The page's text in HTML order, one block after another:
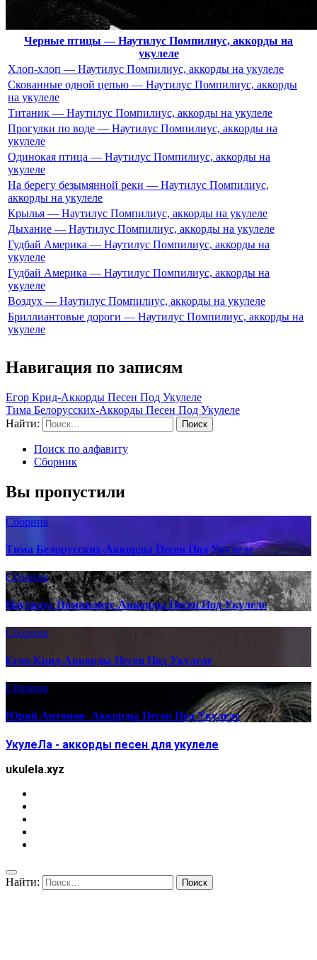
Черные птицы — Наутилус Помпилиус, аккорды на
укулеле
Хлоп-хлоп — Наутилус Помпилиус, аккорды на укулеле
Скованные одной цепью — Наутилус Помпилиус, аккорды
на укулеле
Титаник — Наутилус Помпилиус, аккорды на укулеле
Прогулки по воде — Наутилус Помпилиус, аккорды на
укулеле
Одинокая птица — Наутилус Помпилиус, аккорды на
укулеле
На берегу безымянной реки — Наутилус Помпилиус,
аккорды на укулеле
Крылья — Наутилус Помпилиус, аккорды на укулеле
Дыхание — Наутилус Помпилиус, аккорды на укулеле
Гудбай Америка — Наутилус Помпилиус, аккорды на
укулеле
Гудбай Америка — Наутилус Помпилиус, аккорды на
укулеле
Воздух — Наутилус Помпилиус, аккорды на укулеле
Бриллиантовые дороги — Наутилус Помпилиус, аккорды на
укулеле
Навигация по записям
Егор Крид-Аккорды Песен Под Укулеле
Тима Белорусских-Аккорды Песен Под Укулеле
Найти:
Поиск по алфавиту
Сборник
Вы пропустили
Сборник
Тима Белорусских-Аккорды Песен Под Укулеле
Сборник
Наутилус Помпилиус-Аккорды Песен Под Укулеле
Сборник
Егор Крид-Аккорды Песен Под Укулеле
Сборник
Юрий Антонов- Аккорды Песен Под Укулеле
УкулеЛа - аккорды песен для укулеле
ukulela.xyz
Найти: